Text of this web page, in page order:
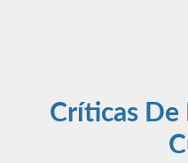
Críticas De